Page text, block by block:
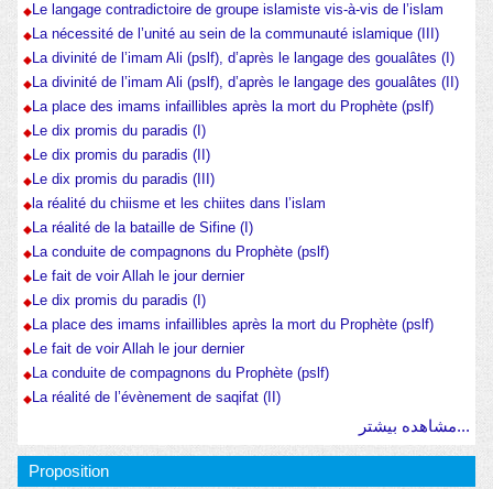
Le langage contradictoire de groupe islamiste vis-à-vis de l’islam
La nécessité de l’unité au sein de la communauté islamique (III)
La divinité de l’imam Ali (pslf), d’après le langage des goualâtes (I)
La divinité de l’imam Ali (pslf), d’après le langage des goualâtes (II)
La place des imams infaillibles après la mort du Prophète (pslf)
Le dix promis du paradis (I)
Le dix promis du paradis (II)
Le dix promis du paradis (III)
la réalité du chiisme et les chiites dans l’islam
La réalité de la bataille de Sifine (I)
La conduite de compagnons du Prophète (pslf)
Le fait de voir Allah le jour dernier
Le dix promis du paradis (I)
La place des imams infaillibles après la mort du Prophète (pslf)
Le fait de voir Allah le jour dernier
La conduite de compagnons du Prophète (pslf)
La réalité de l’évènement de saqifat (II)
مشاهده بیشتر...
Proposition